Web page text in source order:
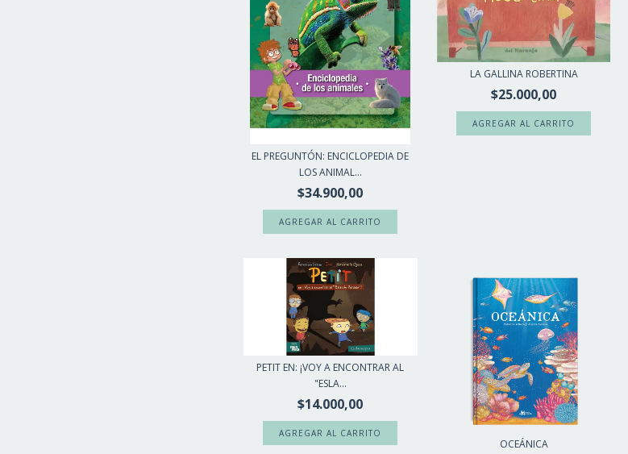
EL PREGUNTÓN: ENCICLOPEDIA DE
LOS ANIMAL...
$34.900,00
LA GALLINA ROBERTINA
$25.000,00
PETIT EN: ¡VOY A ENCONTRAR AL
"ESLA...
$14.000,00
OCEÁNICA